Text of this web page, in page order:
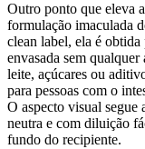
Outro ponto que eleva
formulação imaculada
clean label, ela é
envasada sem
leite, açúcares ou
para pessoas com o
O aspecto visual segue
neutra e com diluição
fundo do recipiente.